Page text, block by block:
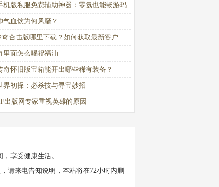
机版私服免费辅助神器：零氪也能畅游玛
气血饮为何风靡？
奇合击版哪里下载？如何获取最新客户
里面怎么喝祝福油
奇怀旧版宝箱能开出哪些稀有装备？
界初探：必杀技与寻宝妙招
出版网专家重视英雄的原因
享受健康生活。
请来电告知说明，本站将在72小时内删